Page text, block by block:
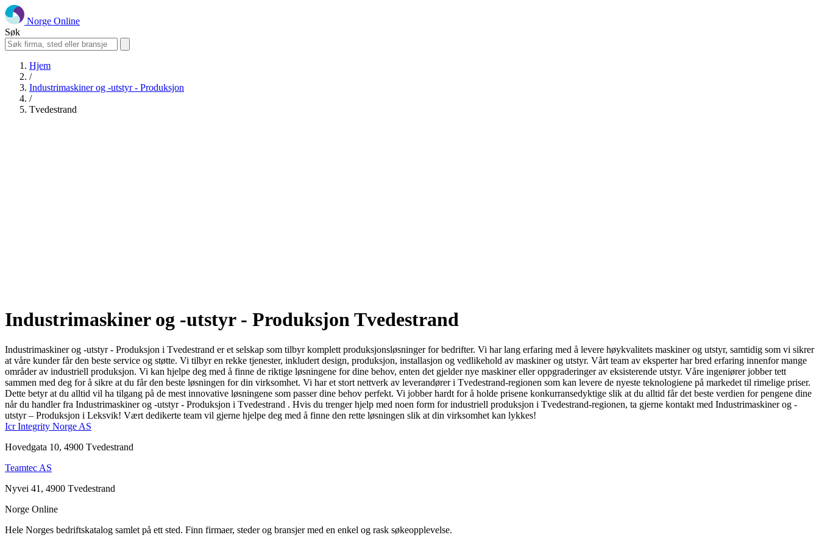
Norge Online
Søk
Hjem
/
Industrimaskiner og -utstyr - Produksjon
/
Tvedestrand
Industrimaskiner og -utstyr - Produksjon Tvedestrand
Industrimaskiner og -utstyr - Produksjon i Tvedestrand er et selskap som tilbyr komplett produksjonsløsninger for bedrifter. Vi har lang erfaring med å levere høykvalitets maskiner og utstyr, samtidig som vi sikrer
at våre kunder får den beste service og støtte. Vi tilbyr en rekke tjenester, inkludert design, produksjon, installasjon og vedlikehold av maskiner og utstyr. Vårt team av eksperter har bred erfaring innenfor mange
områder av industriell produksjon. Vi kan hjelpe deg med å finne de riktige løsningene for dine behov, enten det gjelder nye maskiner eller oppgraderinger av eksisterende utstyr. Våre ingeniører jobber tett
sammen med deg for å sikre at du får den beste løsningen for din virksomhet. Vi har et stort nettverk av leverandører i Tvedestrand-regionen som kan levere de nyeste teknologiene på markedet til rimelige priser.
Dette betyr at du alltid vil ha tilgang på de mest innovative løsningene som passer dine behov perfekt. Vi jobber hardt for å holde prisene konkurransedyktige slik at du alltid får det beste verdien for pengene dine
når du handler fra Industrimaskiner og -utstyr - Produksjon i Tvedestrand . Hvis du trenger hjelp med noen form for industriell produksjon i Tvedestrand-regionen, ta gjerne kontakt med Industrimaskiner og -
utstyr – Produksjon i Leksvik! Vært dedikerte team vil gjerne hjelpe deg med å finne den rette løsningen slik at din virksomhet kan lykkes!
Icr Integrity Norge AS
Hovedgata 10, 4900 Tvedestrand
Teamtec AS
Nyvei 41, 4900 Tvedestrand
Norge Online
Hele Norges bedriftskatalog samlet på ett sted. Finn firmaer, steder og bransjer med en enkel og rask søkeopplevelse.